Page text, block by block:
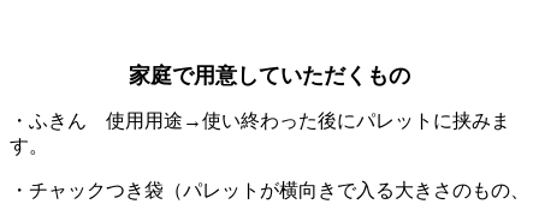
家庭で用意していただくもの
・ふきん 使用用途→使い終わった後にパレットに挟みま
す。
・チャックつき袋（パレットが横向きで入る大きさのもの、